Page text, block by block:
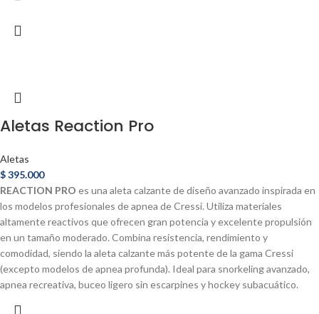
Aletas Reaction Pro
Aletas
$395.000
REACTION PRO es una aleta calzante de diseño avanzado inspirada en
los modelos profesionales de apnea de Cressi. Utiliza materiales
altamente reactivos que ofrecen gran potencia y excelente propulsión
en un tamaño moderado. Combina resistencia, rendimiento y
comodidad, siendo la aleta calzante más potente de la gama Cressi
(excepto modelos de apnea profunda). Ideal para snorkeling avanzado,
apnea recreativa, buceo ligero sin escarpines y hockey subacuático.